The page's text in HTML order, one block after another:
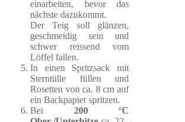
einarbeiten, bevor das
nächste dazukommt.
Der Teig soll glänzen,
geschmeidig sein und
schwer reissend vom
Löffel fallen.
In einen Spritzsack mit
Sterntülle füllen und
Rosetten von ca. 8 cm auf
ein Backpapier spritzen.
Bei 200 °C